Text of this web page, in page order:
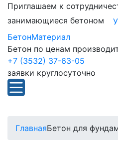
Приглашаем к
занимающиеся бетоном
БетонМатериал
Бетон по ценам
+7 (3532) 37-63-05
заявки круглосуточно
ГлавнаяБетон для